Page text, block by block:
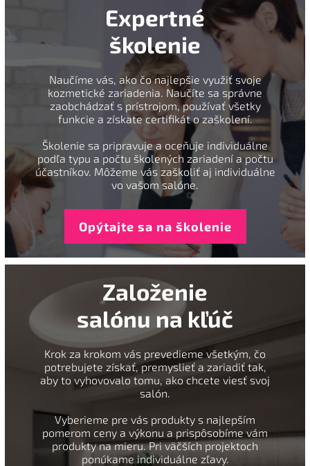
Expertné
školenie
Naučíme vás, ako čo najlepšie využiť svoje
kozmetické zariadenia. Naučíte sa správne
zaobchádzať s prístrojom, používať všetky
funkcie a získate certifikát o zaškolení.
Školenie sa pripravuje a oceňuje individuálne
podľa typu a počtu školených zariadení a počtu
účastníkov. Môžeme vás zaškoliť aj individuálne
vo vašom salóne.
Opýtajte sa na školenie
Založenie
salónu na kľúč
Krok za krokom vás prevedieme všetkým, čo
potrebujete získať, premyslieť a zariadiť tak,
aby to vyhovovalo tomu, ako chcete viesť svoj
salón.
Vyberieme pre vás produkty s najlepším
pomerom ceny a výkonu a prispôsobíme vám
produkty na mieru. Pri väčších projektoch
ponúkame individuálne zľavy.